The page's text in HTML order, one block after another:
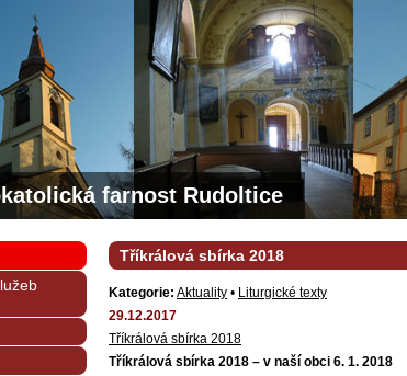
farnost Rudoltice
Tříkrálová sbírka 2018
Kategorie: Aktuality • Liturgické texty
29.12.2017
Tříkrálová sbírka 2018
Tříkrálová sbírka 2018 – v naší obci 6. 1. 2018